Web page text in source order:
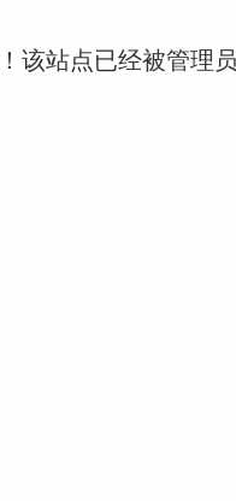
该站点已经被管理